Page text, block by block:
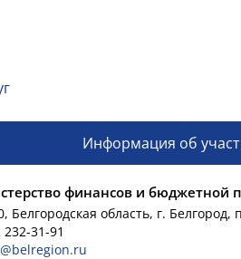
Информация об
финансов и бюджетной
Белгородская область, г.
232-31-91